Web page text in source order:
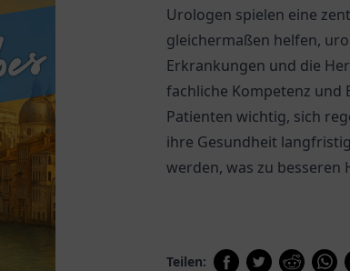
Urologen spielen eine
gleichermaßen helfen,
Erkrankungen und die
fachliche Kompetenz und
Patienten wichtig, sich
ihre Gesundheit
werden, was zu
Teilen: